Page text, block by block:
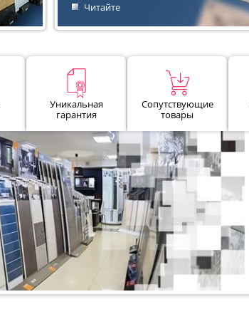
Читайте
Уникальная
гарантия
Сопутствующие
товары